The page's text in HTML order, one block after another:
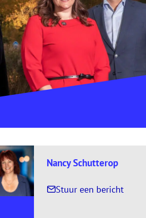
Nancy Schutterop
Stuur een bericht
, naar Nancy Schutterop